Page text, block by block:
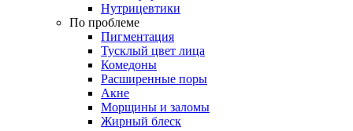
Нутрицевтики
По проблеме
Пигментация
Тусклый цвет лица
Комедоны
Расширенные поры
Акне
Морщины и заломы
Жирный блеск